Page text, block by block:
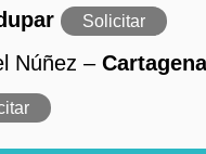
Solicitar
Núñez –